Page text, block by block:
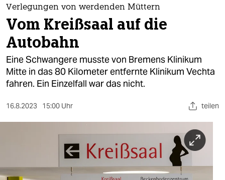
themen
politik
öko
gesellschaft
sport
nord
Verlegungen von werdenden Müttern
Vom Kreißsaal auf die
Autobahn
Eine Schwangere musste von Bremens Klinikum
Mitte in das 80 Kilometer entfernte Klinikum Vechta
fahren. Ein Einzelfall war das nicht.
16.8.2023 15:00 Uhr teilen